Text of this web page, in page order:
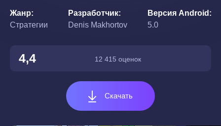
Жанр
Стратегии
Разработчик
Denis Makhortov
Версия Android
5.0
4,4 12 415 оценок
Скачать